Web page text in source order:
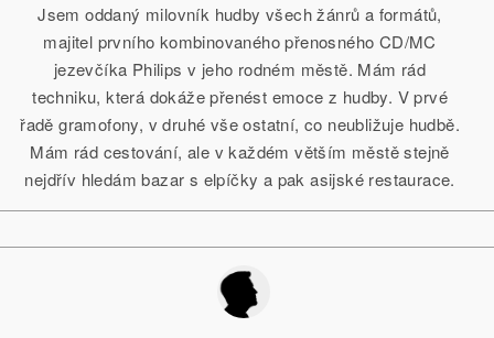
Jsem oddaný milovník hudby všech žánrů a formátů,
majitel prvního kombinovaného přenosného CD/MC
jezevčíka Philips v jeho rodném městě. Mám rád
techniku, která dokáže přenést emoce z hudby. V prvé
řadě gramofony, v druhé vše ostatní, co neubližuje hudbě.
Mám rád cestování, ale v každém větším městě stejně
nejdřív hledám bazar s elpíčky a pak asijské restaurace.